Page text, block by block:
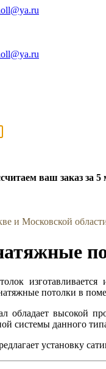
ваш заказ за 5
и Московской
потолки в
обладает высокой
системы данного
установку